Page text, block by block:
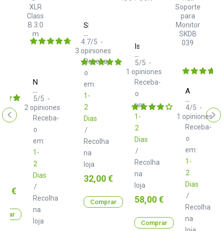
€
Neo
d+
XLR
Class
B
3.0
m
Receba-
o
em:
1-
2
Dias
/
Recolha
na
loja
5/5 -
2 opiniones
Skum
Acoustics
Fotter
Receba-
o
em:
1-
2
Dias
/
Recolha
na
loja
4.7/5 -
3 opiniones
Preço
32,00 €
Comprar
IsoAcoustics
ISO
PUCK
Receba-
o
em:
1-
2
Dias
/
Recolha
na
loja
5/5 -
1 opiniones
Preço
58,00 €
Comprar
Adam
Hall
SKDB
039
Soporte
para
Monitor
Receba-
o
em:
1-
2
Dias
/
Recolha
na
4/5 -
1 opiniones